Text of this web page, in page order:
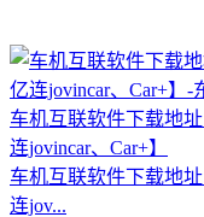
车机互联软件下载地
连jovincar、Car+】
车机互联软件下载地
连jov...